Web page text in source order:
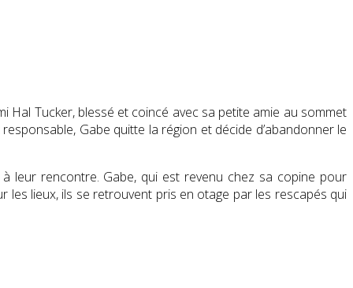
Hal Tucker, blessé et coincé avec sa petite amie au sommet
Gabe quitte la région et décide d’abandonner le
leur rencontre. Gabe, qui est revenu chez sa copine pour
les lieux, ils se retrouvent pris en otage par les rescapés qui